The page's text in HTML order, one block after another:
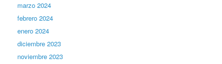
marzo 2024
febrero 2024
enero 2024
diciembre 2023
noviembre 2023